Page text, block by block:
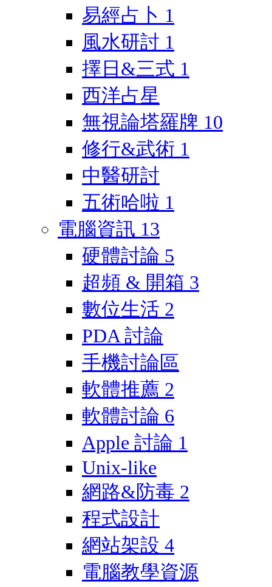
易經占卜 1
風水研討 1
擇日&三式 1
西洋占星
無視論塔羅牌 10
修行&武術 1
中醫研討
五術哈啦 1
電腦資訊 13
硬體討論 5
超頻 & 開箱 3
數位生活 2
PDA 討論
手機討論區
軟體推薦 2
軟體討論 6
Apple 討論 1
Unix-like
網路&防毒 2
程式設計
網站架設 4
電腦教學資源